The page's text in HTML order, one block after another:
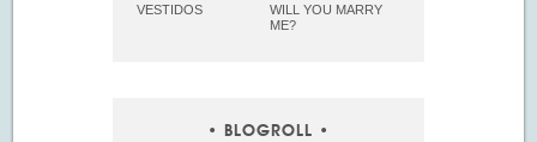
VESTIDOS
WILL YOU MARRY
ME?
BLOGROLL